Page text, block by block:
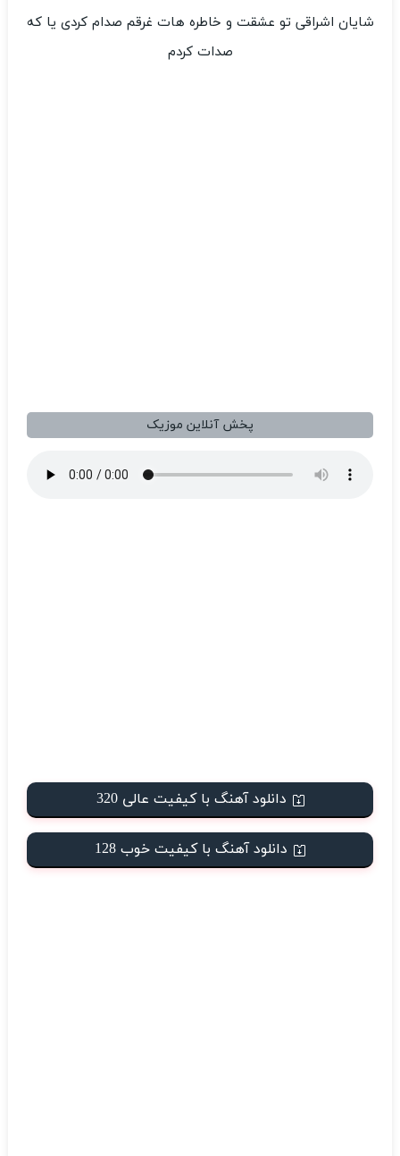
شایان اشراقی تو عشقت و خاطره هات غرقم صدام کردی یا که
صدات کردم
پخش آنلاین موزیک
دانلود آهنگ با کیفیت عالی 320
دانلود آهنگ با کیفیت خوب 128